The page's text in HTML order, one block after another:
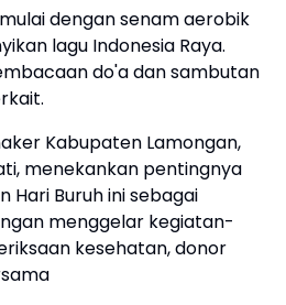
dengan senam aerobik
lagu Indonesia Raya.
do'a dan sambutan
Kabupaten Lamongan,
menekankan pentingnya
Hari Buruh ini sebagai
menggelar kegiatan-
kesehatan, donor